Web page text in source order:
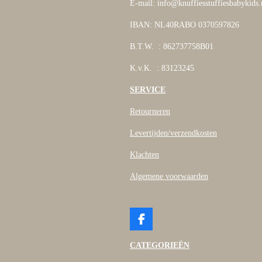
E-mail:
IBAN: NL40RABO 0370597826
B.T.W. : 862737758B01
K.v.K. : 83123245
SERVICE
Retourneren
Levertijden/verzendkosten
Klachten
Algemene voorwaarden
F
c
CATEGORIEËN